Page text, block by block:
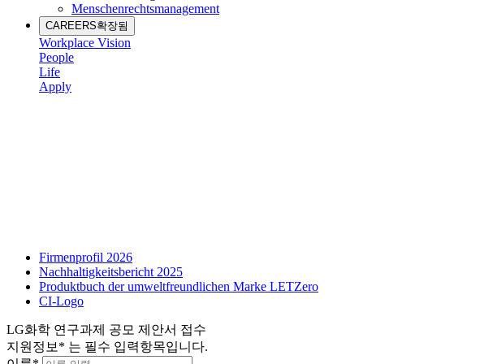
Menschenrechtsmanagement
CAREERS확장됨
Workplace Vision
People
Life
Apply
Firmenprofil 2026
Nachhaltigkeitsbericht 2025
Produktbuch der umweltfreundlichen Marke LETZero
CI-Logo
LG화학 연구과제 공모 제안서 접수
지원정보 * 는 필수 입력항목입니다.